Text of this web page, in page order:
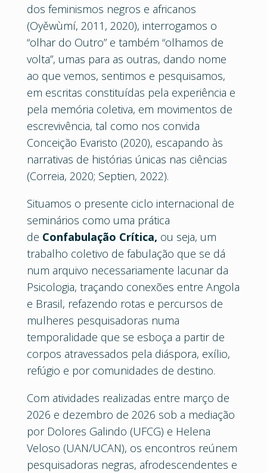
dos feminismos negros e africanos
(Oyěwùmí, 2011, 2020), interrogamos o
“olhar do Outro” e também “olhamos de
volta”, umas para as outras, dando nome
ao que vemos, sentimos e pesquisamos,
em escritas constituídas pela experiência e
pela memória coletiva, em movimentos de
escrevivência, tal como nos convida
Conceição Evaristo (2020), escapando às
narrativas de histórias únicas nas ciências
(Correia, 2020; Septien, 2022).
Situamos o presente ciclo internacional de
seminários como uma prática
de Confabulação Crítica, ou seja, um
trabalho coletivo de fabulação que se dá
num arquivo necessariamente lacunar da
Psicologia, traçando conexões entre Angola
e Brasil, refazendo rotas e percursos de
mulheres pesquisadoras numa
temporalidade que se esboça a partir de
corpos atravessados pela diáspora, exílio,
refúgio e por comunidades de destino.
Com atividades realizadas entre março de
2026 e dezembro de 2026 sob a mediação
por Dolores Galindo (UFCG) e Helena
Veloso (UAN/UCAN), os encontros reúnem
pesquisadoras negras, afrodescendentes e